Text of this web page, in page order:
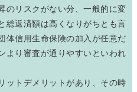
のリスクがない分、⼀般的に変
総返済額は⾼くなりがちとも言
体信用生命保険の加入が任意だ
より審査が通りやすいといわれ
ットデメリットがあり、その時